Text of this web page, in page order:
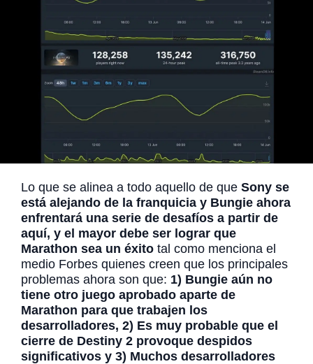
Lo que se alinea a todo aquello de que Sony se
está alejando de la franquicia y Bungie ahora
enfrentará una serie de desafíos a partir de
aquí, y el mayor debe ser lograr que
Marathon sea un éxito tal como menciona el
medio Forbes quienes creen que los principales
problemas ahora son que: 1) Bungie aún no
tiene otro juego aprobado aparte de
Marathon para que trabajen los
desarrolladores, 2) Es muy probable que el
cierre de Destiny 2 provoque despidos
significativos y 3) Muchos desarrolladores